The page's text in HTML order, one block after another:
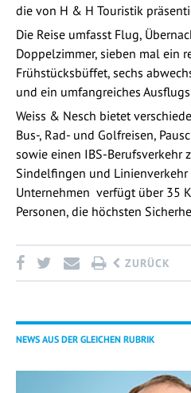
die von H & H Touristik
Die Reise umfasst Flug,
Doppelzimmer, sieben mal ein
Frühstücksbüffet, sechs
und ein umfangreiches
Weiss & Nesch bietet
Bus-, Rad- und Golfreisen,
sowie einen IBS-Berufsverkehr
Sindelfingen und Linienverkehr
Unternehmen verfügt über 35
Personen, die höchsten
ZURÜCK
NEWS AUS DER GLEICHEN RUBRIK